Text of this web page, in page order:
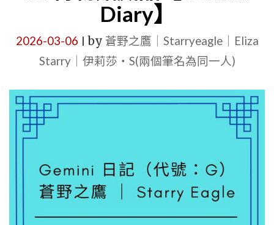
一
座
人
何
達
Diary】
2026-03-06 by 蒼野之鷹｜Starryeagle｜Eliza
Starry｜伊莉莎・S(兩個筆名為同一人)